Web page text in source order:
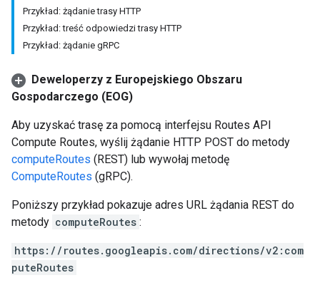
Przykład: żądanie trasy HTTP
Przykład: treść odpowiedzi trasy HTTP
Przykład: żądanie gRPC
Deweloperzy z Europejskiego Obszaru
Gospodarczego (EOG)
Aby uzyskać trasę za pomocą interfejsu Routes API
Compute Routes, wyślij żądanie HTTP POST do metody
computeRoutes (REST) lub wywołaj metodę
ComputeRoutes (gRPC).
Poniższy przykład pokazuje adres URL żądania REST do
metody computeRoutes :
https://routes.googleapis.com/directions/v2:com
puteRoutes